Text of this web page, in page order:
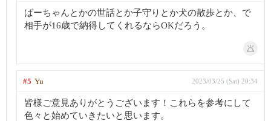
ばーちゃんとかの世話とか子守りとか犬の散歩とか、で
相手が16歳で納得してくれるならOKだろう。
#5 Yu 2023/03/25 (Sat) 20:34
皆様ご意見ありがとうございます！これらを参考にして
色々と始めていきたいと思います。